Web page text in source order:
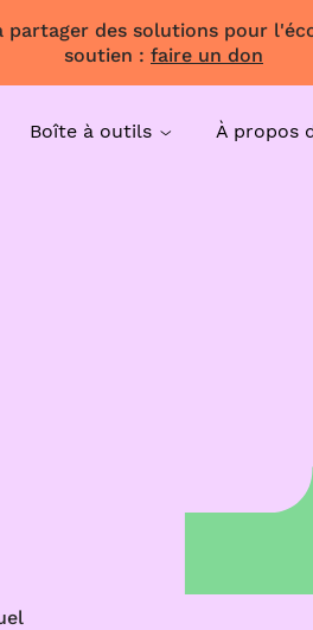
des solutions pour
soutien : faire un don
Boîte à outils À propos